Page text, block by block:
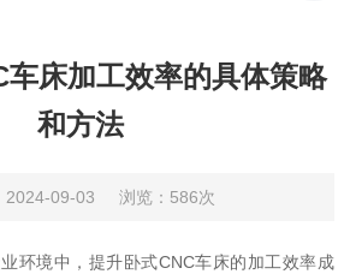
车床加工效率的具体策略
和方法
：2024-09-03 浏览：586次
中，提升卧式CNC车床的加工效率成